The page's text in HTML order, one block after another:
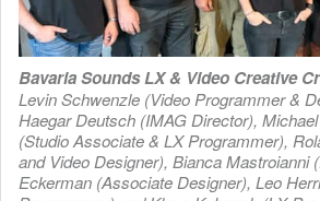
Bavaria Sounds LX & Video Creative
Levin Schwenzle (Video Programmer &
Haegar Deutsch (IMAG Director),
(Studio Associate & LX Programmer),
and Video Designer), Bianca Mastroianni
Eckerman (Associate Designer), Leo